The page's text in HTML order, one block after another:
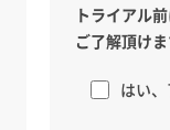
トライアル
ご了解頂け
はい、